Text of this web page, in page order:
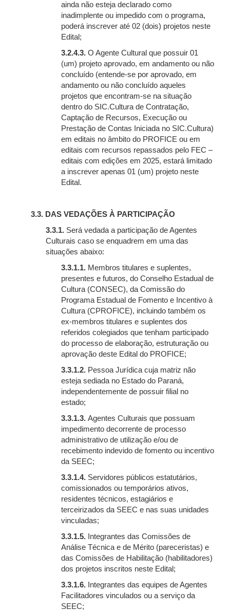
ainda não esteja declarado como
inadimplente ou impedido com o programa,
poderá inscrever até 02 (dois) projetos neste
Edital;
3.2.4.3.O Agente Cultural que possuir 01
(um) projeto aprovado, em andamento ou não
concluído (entende-se por aprovado, em
andamento ou não concluído aqueles
projetos que encontram-se na situação
dentro do SIC.Cultura de Contratação,
Captação de Recursos, Execução ou
Prestação de Contas Iniciada no SIC.Cultura)
em editais no âmbito do PROFICE ou em
editais com recursos repassados pelo FEC –
editais com edições em 2025, estará limitado
a inscrever apenas 01 (um) projeto neste
Edital.
3.3. DAS VEDAÇÕES À PARTICIPAÇÃO
3.3.1. Será vedada a participação de Agentes
Culturais caso se enquadrem em uma das
situações abaixo:
3.3.1.1. Membros titulares e suplentes,
presentes e futuros, do Conselho Estadual de
Cultura (CONSEC), da Comissão do
Programa Estadual de Fomento e Incentivo à
Cultura (CPROFICE), incluindo também os
ex-membros titulares e suplentes dos
referidos colegiados que tenham participado
do processo de elaboração, estruturação ou
aprovação deste Edital do PROFICE;
3.3.1.2. Pessoa Jurídica cuja matriz não
esteja sediada no Estado do Paraná,
independentemente de possuir filial no
estado;
3.3.1.3. Agentes Culturais que possuam
impedimento decorrente de processo
administrativo de utilização e/ou de
recebimento indevido de fomento ou incentivo
da SEEC;
3.3.1.4. Servidores públicos estatutários,
comissionados ou temporários ativos,
residentes técnicos, estagiários e
terceirizados da SEEC e nas suas unidades
vinculadas;
3.3.1.5. Integrantes das Comissões de
Análise Técnica e de Mérito (pareceristas) e
das Comissões de Habilitação (habilitadores)
dos projetos inscritos neste Edital;
3.3.1.6. Integrantes das equipes de Agentes
Facilitadores vinculados ou a serviço da
SEEC;